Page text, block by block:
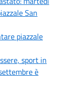
San
piazzale
sport in
è